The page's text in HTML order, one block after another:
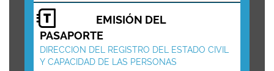
EMISIÓN DEL
PASAPORTE
DIRECCION DEL REGISTRO DEL ESTADO CIVIL
Y CAPACIDAD DE LAS PERSONAS